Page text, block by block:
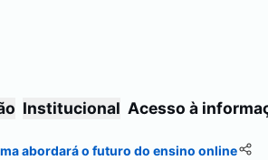
Institucional Acesso à
abordará o futuro do ensino online